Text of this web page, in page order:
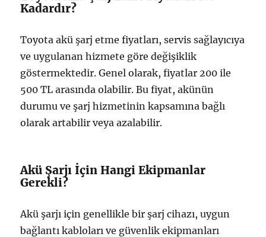
Kadardır?
Toyota akü şarj etme fiyatları, servis sağlayıcıya
ve uygulanan hizmete göre değişiklik
göstermektedir. Genel olarak, fiyatlar 200 ile
500 TL arasında olabilir. Bu fiyat, akünün
durumu ve şarj hizmetinin kapsamına bağlı
olarak artabilir veya azalabilir.
Akü Şarjı İçin Hangi Ekipmanlar
Gerekli?
Akü şarjı için genellikle bir şarj cihazı, uygun
bağlantı kabloları ve güvenlik ekipmanları